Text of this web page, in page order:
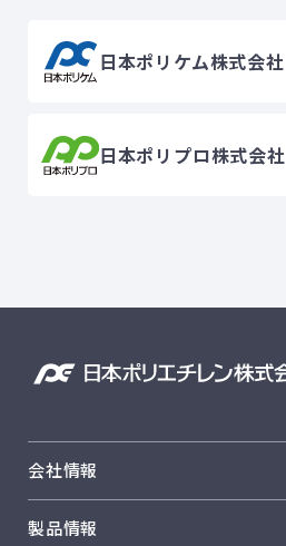
日本ポリケム株式会社
日本ポリプロ株式会社
会社情報
会社情報 トップ
製品情報